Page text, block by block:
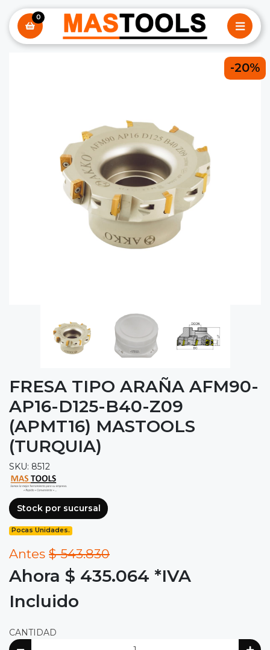
0
-20%
FRESA TIPO ARAÑA AFM90-
AP16-D125-B40-Z09
(APMT16) MASTOOLS
(TURQUIA)
SKU: 8512
Stock por sucursal
Pocas Unidades.
Antes $ 543.830
Ahora $ 435.064 *IVA
Incluido
CANTIDAD